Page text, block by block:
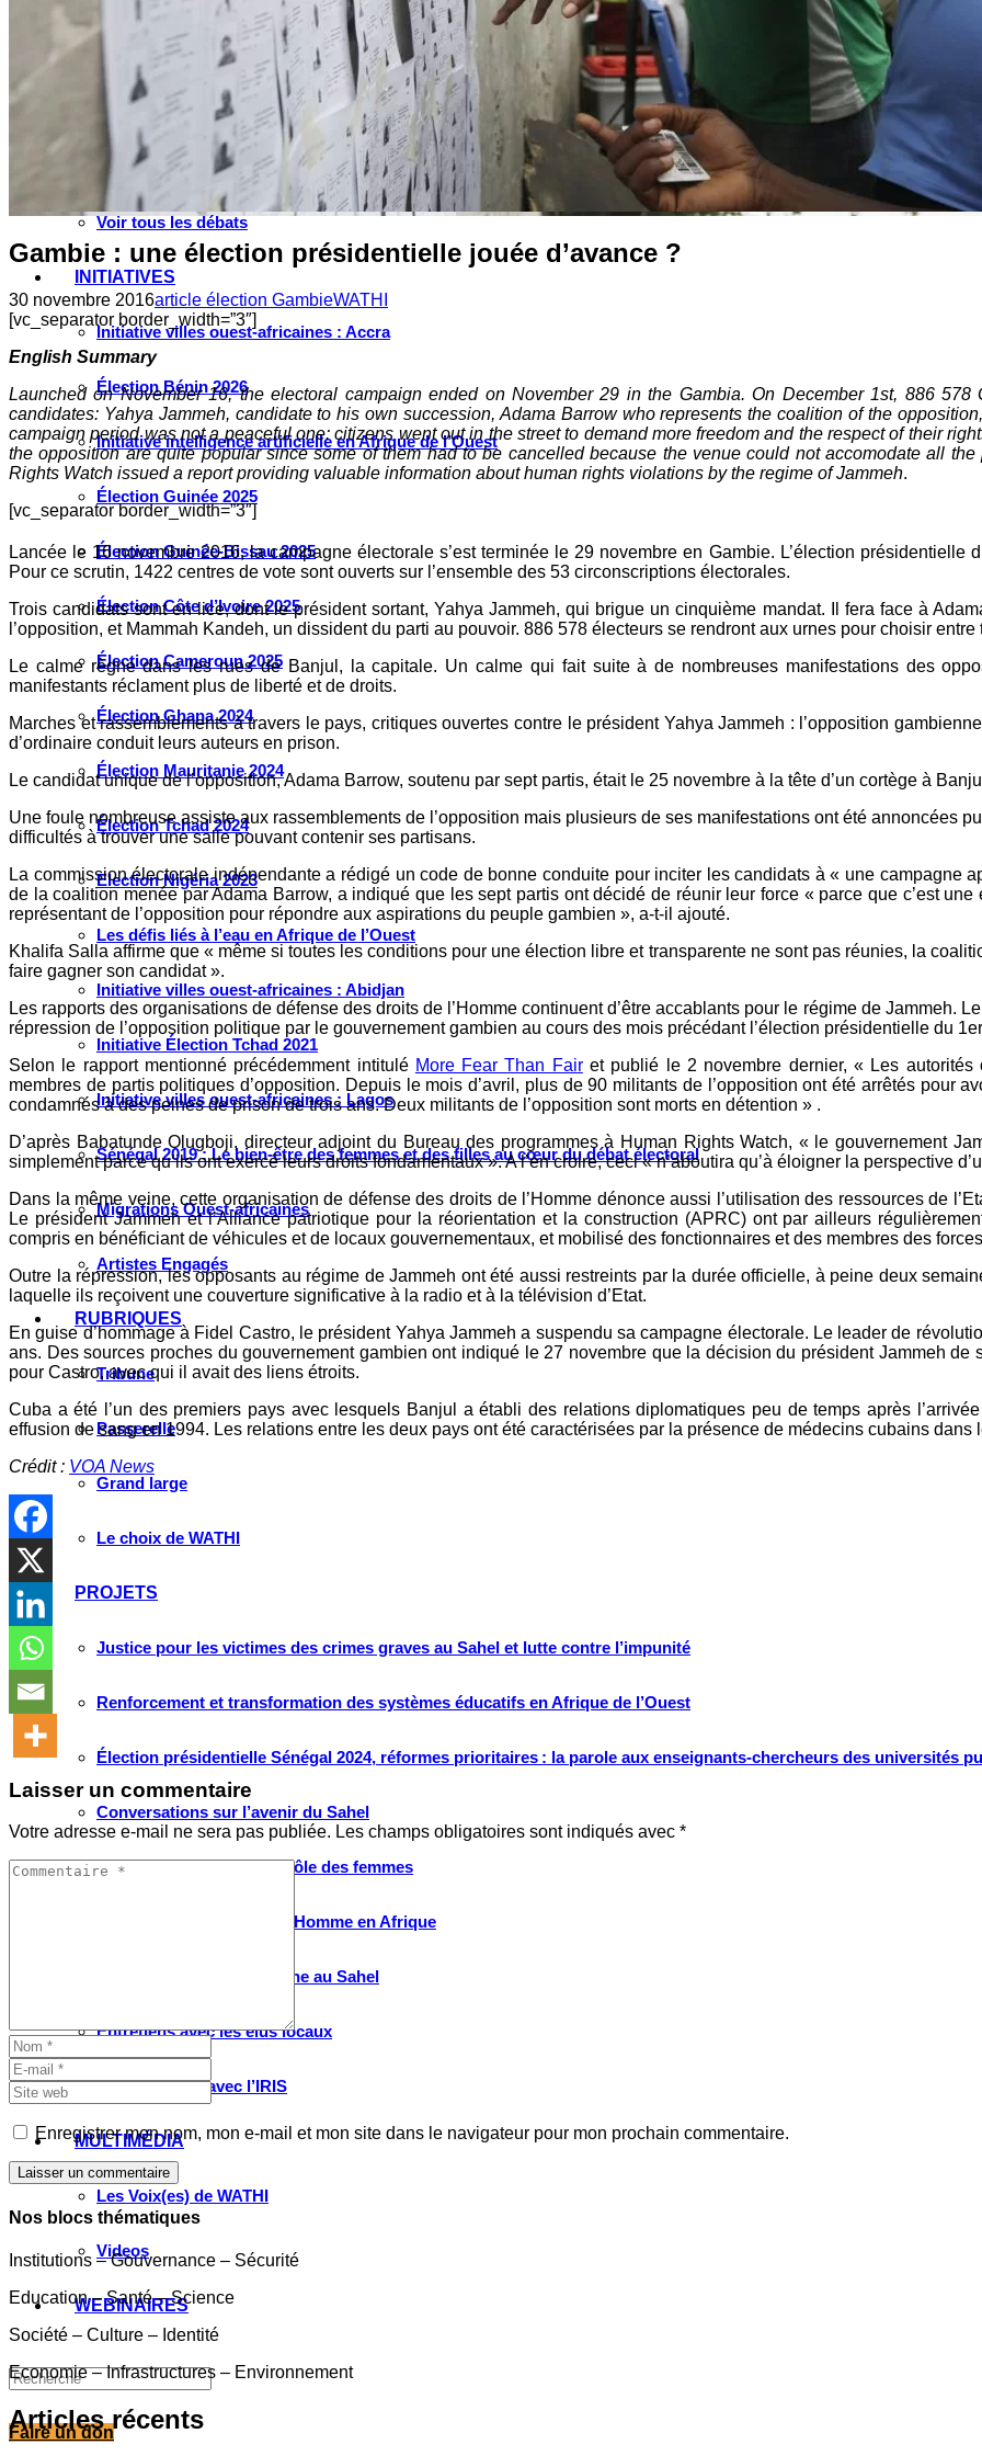
Réseaux sociaux
Les relations entre l’Afrique de l’Ouest et la Chine
Crise Covid-19
Voir tous les débats
INITIATIVES
Initiative villes ouest-africaines : Accra
Élection Bénin 2026
Initiative intelligence artificielle en Afrique de l’Ouest
Élection Guinée 2025
Élection Guinée-Bissau 2025
Élection Côte d’Ivoire 2025
Élection Cameroun 2025
Élection Ghana 2024
Élection Mauritanie 2024
Élection Tchad 2024
Election Nigéria 2023
Les défis liés à l’eau en Afrique de l’Ouest
Initiative villes ouest-africaines : Abidjan
Initiative Élection Tchad 2021
Initiative villes ouest-africaines : Lagos
Sénégal 2019 : Le bien-être des femmes et des filles au cœur du débat électoral
Migrations Ouest-africaines
Artistes Engagés
RUBRIQUES
Tribune
Passerelle
Grand large
Le choix de WATHI
PROJETS
Justice pour les victimes des crimes graves au Sahel et lutte contre l’impunité
Renforcement et transformation des systèmes éducatifs en Afrique de l’Ouest
Élection présidentielle Sénégal 2024, réformes prioritaires : la parole aux enseignants-chercheurs des universités
Conversations sur l’avenir du Sahel
Débats citoyens place et rôle des femmes
Protection des droits de l’Homme en Afrique
Valorisation de la recherche au Sahel
Entretiens avec les élus locaux
Le partenariat avec l’IRIS
MULTIMÉDIA
Les Voix(es) de WATHI
Videos
WEBINAIRES
Faire un don
Gambie : une élection présidentielle jouée d’avance ?
30 novembre 2016article élection GambieWATHI
[vc_separator border_width=”3″]
English Summary
Launched on November 16, the electoral campaign ended on November 29 in the Gambia. On December 1st, 886
candidates: Yahya Jammeh, candidate to his own succession, Adama Barrow who represents the coalition of the
campaign period was not a peaceful one: citizens went out in the street to demand more freedom and the respect of their
the opposition are quite popular since some of them had to be cancelled because the venue could not accomodate all
Rights Watch issued a report providing valuable information about human rights violations by the regime of Jammeh.
[vc_separator border_width=”3″]
Lancée le 16 novembre 2016, la campagne électorale s’est terminée le 29 novembre en Gambie. L’élection présidentielle
Pour ce scrutin, 1422 centres de vote sont ouverts sur l’ensemble des 53 circonscriptions électorales.
Trois candidats sont en lice, dont le président sortant, Yahya Jammeh, qui brigue un cinquième mandat. Il fera face à
l’opposition, et Mammah Kandeh, un dissident du parti au pouvoir. 886 578 électeurs se rendront aux urnes pour choisir
Le calme règne dans les rues de Banjul, la capitale. Un calme qui fait suite à de nombreuses manifestations des
manifestants réclament plus de liberté et de droits.
Marches et rassemblements à travers le pays, critiques ouvertes contre le président Yahya Jammeh : l’opposition
d’ordinaire conduit leurs auteurs en prison.
Le candidat unique de l’opposition, Adama Barrow, soutenu par sept partis, était le 25 novembre à la tête d’un cortège à
Une foule nombreuse assiste aux rassemblements de l’opposition mais plusieurs de ses manifestations ont été annoncées
difficultés à trouver une salle pouvant contenir ses partisans.
La commission électorale indépendante a rédigé un code de bonne conduite pour inciter les candidats à « une campagne
de la coalition menée par Adama Barrow, a indiqué que les sept partis ont décidé de réunir leur force « parce que c’est
représentant de l’opposition pour répondre aux aspirations du peuple gambien », a-t-il ajouté.
Khalifa Salla affirme que « même si toutes les conditions pour une élection libre et transparente ne sont pas réunies, la
faire gagner son candidat ».
Les rapports des organisations de défense des droits de l’Homme continuent d’être accablants pour le régime de Jammeh.
répression de l’opposition politique par le gouvernement gambien au cours des mois précédant l’élection présidentielle du
Selon le rapport mentionné précédemment intitulé More Fear Than Fairet publié le 2 novembre dernier, « Les autorités
membres de partis politiques d’opposition. Depuis le mois d’avril, plus de 90 militants de l’opposition ont été arrêtés pour
condamnés à des peines de prison de trois ans. Deux militants de l’opposition sont morts en détention » .
D’après Babatunde Olugboji, directeur adjoint du Bureau des programmes à Human Rights Watch, « le gouvernement
simplement parce qu’ils ont exercé leurs droits fondamentaux ». A l’en croire, ceci « n’aboutira qu’à éloigner la perspective
Dans la même veine, cette organisation de défense des droits de l’Homme dénonce aussi l’utilisation des ressources de
Le président Jammeh et l’Alliance patriotique pour la réorientation et la construction (APRC) ont par ailleurs
compris en bénéficiant de véhicules et de locaux gouvernementaux, et mobilisé des fonctionnaires et des membres des
Outre la répression, les opposants au régime de Jammeh ont été aussi restreints par la durée officielle, à peine deux
laquelle ils reçoivent une couverture significative à la radio et à la télévision d’Etat.
En guise d’hommage à Fidel Castro, le président Yahya Jammeh a suspendu sa campagne électorale. Le leader de
ans. Des sources proches du gouvernement gambien ont indiqué le 27 novembre que la décision du président Jammeh
pour Castro, avec qui il avait des liens étroits.
Cuba a été l’un des premiers pays avec lesquels Banjul a établi des relations diplomatiques peu de temps après
effusion de sang en 1994. Les relations entre les deux pays ont été caractérisées par la présence de médecins cubains dans
Crédit : VOA News
Laisser un commentaire
Votre adresse e-mail ne sera pas publiée. Les champs obligatoires sont indiqués avec *
Enregistrer mon nom, mon e-mail et mon site dans le navigateur pour mon prochain commentaire.
Laisser un commentaire
Nos blocs thématiques
Institutions – Gouvernance – Sécurité
Education – Santé – Science
Société – Culture – Identité
Economie – Infrastructures – Environnement
Articles récents